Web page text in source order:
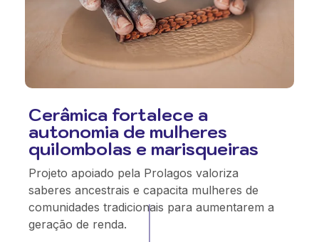
Cerâmica fortalece a
autonomia de mulheres
quilombolas e marisqueiras
Projeto apoiado pela Prolagos valoriza
saberes ancestrais e capacita mulheres de
comunidades tradicionais para aumentarem a
geração de renda.